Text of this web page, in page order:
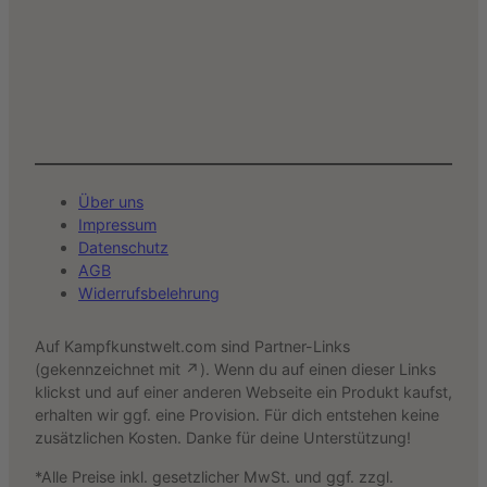
Über uns
Impressum
Datenschutz
AGB
Widerrufsbelehrung
Auf Kampfkunstwelt.com sind Partner-Links
(gekennzeichnet mit ↗). Wenn du auf einen dieser Links
klickst und auf einer anderen Webseite ein Produkt kaufst,
erhalten wir ggf. eine Provision. Für dich entstehen keine
zusätzlichen Kosten. Danke für deine Unterstützung!
*Alle Preise inkl. gesetzlicher MwSt. und ggf. zzgl.